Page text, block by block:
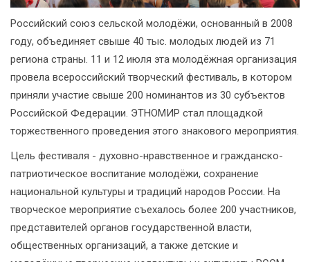
Российский союз сельской молодёжи, основанный в 2008
году, объединяет свыше 40 тыс. молодых людей из 71
региона страны. 11 и 12 июля эта молодёжная организация
провела всероссийский творческий фестиваль, в котором
приняли участие свыше 200 номинантов из 30 субъектов
Российской Федерации. ЭТНОМИР стал площадкой
торжественного проведения этого знакового мероприятия.
Цель фестиваля - духовно-нравственное и гражданско-
патриотическое воспитание молодёжи, сохранение
национальной культуры и традиций народов России. На
творческое мероприятие съехалось более 200 участников,
представителей органов государственной власти,
общественных организаций, а также детские и